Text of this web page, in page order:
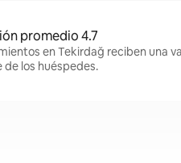
promedio 4.7
en Tekirdağ reciben una
de los huéspedes.